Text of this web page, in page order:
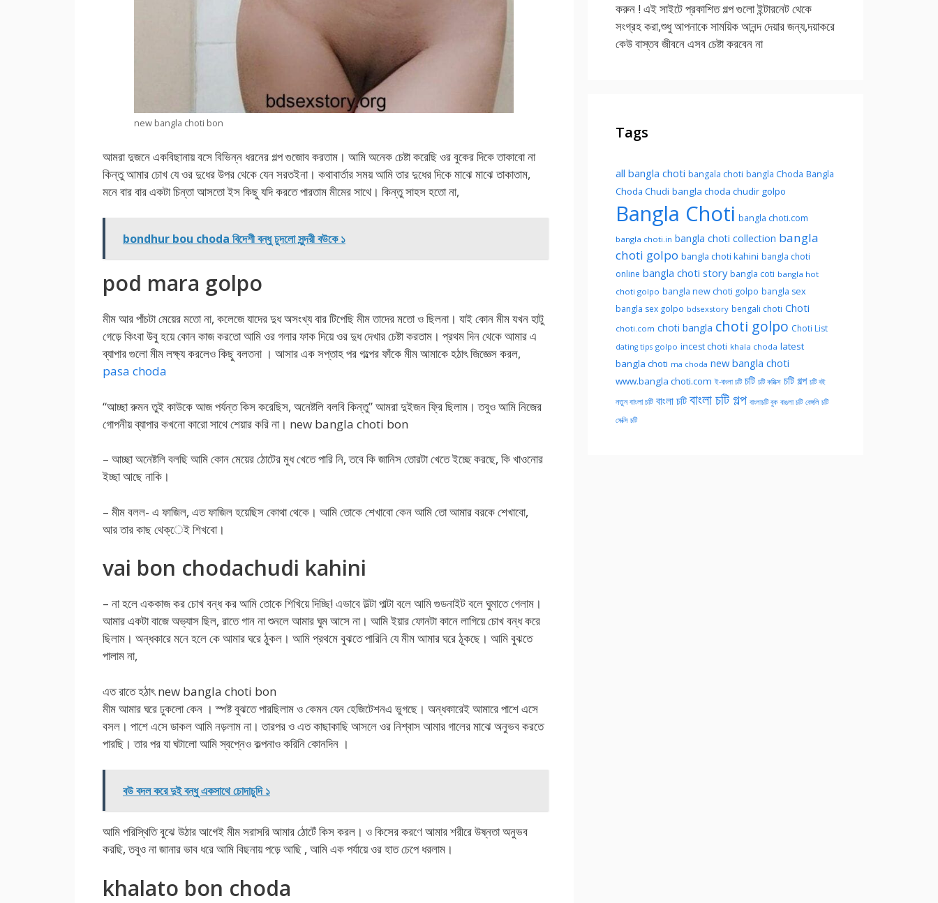
new bangla choti bon
আমরা দুজনে একবিছানায় বসে বিভিন্ন ধরনের গল্প গুজোব করতাম। আমি অনেক চেষ্টা করেছি ওর বুকের দিকে তাকাবো না
কিন্তু আমার চোখ যে ওর দুধের উপর থেকে যেন সরতইনা। কথাবার্তার সময় আমি তার দুধের দিকে মাঝে মাঝে তাকাতাম,
মনে বার বার একটা চিন্তা আসতো ইস কিছু যদি করতে পারতাম মীমের সাথে। কিন্তু সাহস হতো না,
bondhur bou choda বিদেশী বন্ধু চুদলো সুন্দরী বউকে ১
pod mara golpo
মীম আর পাঁচটা মেয়ের মতো না, কলেজে যাদের দুধ অসংখ্য বার টিপেছি মীম তাদের মতো ও ছিলনা। যাই কোন মীম যখন হাটু
গেড়ে কিংবা উবু হয়ে কোন কাজ করতো আমি ওর গলার ফাক দিয়ে ওর দুধ দেখার চেষ্টা করতাম। প্রথম দিন থেকে আমার এ
ব্যাপার গুলো মীম লক্ষ্য করলেও কিছু বলতনা । আসার এক সপ্তাহ পর গল্পের ফাঁকে মীম আমাকে হঠাৎ জিজ্ঞেস করল,
pasa choda
“আচ্ছা রুমন তুই কাউকে আজ পর্যন্ত কিস করেছিস, অনেষ্টলি বলবি কিন্তু” আমরা দুইজন ফ্রি ছিলাম। তবুও আমি নিজের
গোপনীয় ব্যাপার কখনো কারো সাথে শেয়ার করি না। new bangla choti bon
– আচ্ছা অনেষ্টলি বলছি আমি কোন মেয়ের ঠোটের মুধ খেতে পারি নি, তবে কি জানিস তোরটা খেতে ইচ্ছে করছে, কি খাওনোর
ইচ্ছা আছে নাকি।
– মীম বলল- এ ফাজিল, এত ফাজিল হয়েছিস কোথা থেকে। আমি তোকে শেখাবো কেন আমি তো আমার বরকে শেখাবো,
আর তার কাছ থেক্েই শিখবো।
vai bon chodachudi kahini
– না হলে এককাজ কর চোখ বন্ধ কর আমি তোকে শিখিয়ে দিচ্ছি! এভাবে উল্টা পাল্টা বলে আমি গুডনাইট বলে ঘুমাতে গেলাম।
আমার একটা বাজে অভ্যাস ছিল, রাতে গান না শুনলে আমার ঘুম আসে না। আমি ইয়ার ফোনটা কানে লাগিয়ে চোখ বন্ধ করে
ছিলাম। অন্ধকারে মনে হলে কে আমার ঘরে ঠুকল। আমি প্রথমে বুঝতে পারিনি যে মীম আমার ঘরে ঠূকছে। আমি বুঝতে
পালাম না,
এত রাতে হঠাৎ new bangla choti bon
মীম আমার ঘরে ঢুকলো কেন । স্পষ্ট বুঝতে পারছিলাম ও কেমন যেন হেজিটেশনএ ভুগছে। অন্ধকারেই আমারে পাশে এসে
বসল। পাশে এসে ডাকল আমি নড়লাম না। তারপর ও এত কাছাকাছি আসলে ওর নিশ্বাস আমার গালের মাঝে অনুভব করতে
পারছি। তার পর যা ঘটালো আমি স্বপ্নেও কল্পনাও করিনি কোনদিন ।
বউ বদল করে দুই বন্ধু একসাথে চোদাচুদি ১
আমি পরিস্থিতি বুঝে উঠার আগেই মীম সরাসরি আমার ঠোটেঁ কিস করল। ও কিসের করণে আমার শরীরে উষ্নতা অনুভব
করছি, তবুও না জানার ভাব ধরে আমি বিছনায় পড়ে আছি , আমি এক পর্যায়ে ওর হাত চেপে ধরলাম।
khalato bon choda
করুন ! এই সাইটে প্রকাশিত গল্প গুলো ইন্টারনেট থেকে
সংগ্রহ করা,শুধু আপনাকে সাময়িক আনন্দ দেয়ার জন্য,দয়াকরে
কেউ বাস্তব জীবনে এসব চেষ্টা করবেন না
Tags
all bangla choti bangala choti bangla Choda Bangla
Choda Chudi bangla choda chudir golpo
Bangla Choti bangla choti.com
bangla choti.in bangla choti collection bangla
choti golpo bangla choti kahini bangla choti
online bangla choti story bangla coti bangla hot
choti golpo bangla new choti golpo bangla sex
bangla sex golpo bdsexstory bengali choti Choti
choti.com choti bangla choti golpo Choti List
dating tips golpo incest choti khala choda latest
bangla choti ma choda new bangla choti
www.bangla choti.com ই-বাংলা চটি চটি চটি কমিক্স চটি গল্প চটি বই
নতুন বাংলা চটি বাংলা চটি বাংলা চটি গল্প বাংলাচটি বুক বাঙলা চটি বেঙ্গলি চটি
সেক্সি চটি